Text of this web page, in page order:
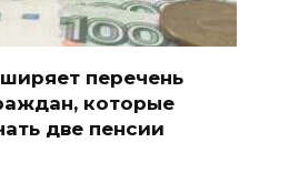
перечень
которые
две пенсии